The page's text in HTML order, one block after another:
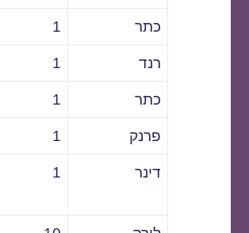
כתר 1
רנד 1
כתר 1
פרנק 1
דינר 1